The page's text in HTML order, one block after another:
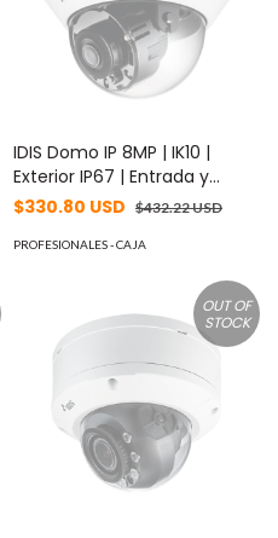
IDIS Domo IP 8MP | IK10 |
Exterior IP67 | Entrada y
Salida de Alarma | POE | ICR |
Videoanaliticos Embebidos |
120dB MOD: DC-D4811WRXA
$330.80 USD $432.22 USD
PROFESIONALES - CAJA
OUT OF
STOCK